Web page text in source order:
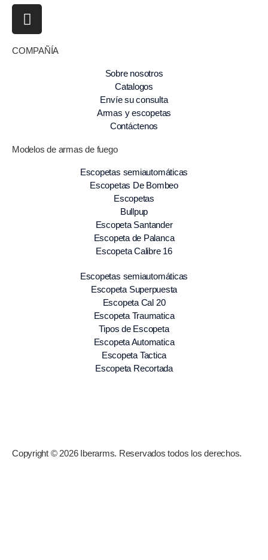
COMPAÑÍA
Sobre nosotros
Catalogos
Envíe su consulta
Armas y escopetas
Contáctenos
Modelos de armas de fuego
Escopetas semiautomáticas
Escopetas De Bombeo
Escopetas
Bullpup
Escopeta Santander
Escopeta de Palanca
Escopeta Calibre 16
Escopetas semiautomáticas
Escopeta Superpuesta
Escopeta Cal 20
Escopeta Traumatica
Tipos de Escopeta
Escopeta Automatica
Escopeta Tactica
Escopeta Recortada
Copyright © 2026 Iberarms. Reservados todos los derechos.